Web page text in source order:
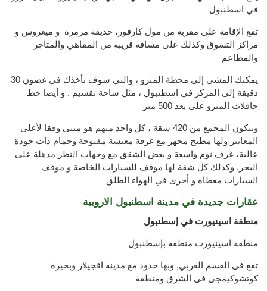
في اسطنبول
تقع الإقامة على مقربة من مول كارفور، حديقة مرمرة و ميغروس و
مراكز التسوق وكذلك على مسافة قريبة من المقاهي والمتاجر
والمطاعم
يمكنك المشي إلى محطة المترو ، والتي سوف تأخذك في غضون 30
دقيقة إلى المركز في اسطنبول ، مثل ساحة تقسيم . و أيضا خط
حافلات المترو على بعد 500 متر
ويتكون المجمع من 420 شقة ، كل واحد منهم هو مبني وفقا لأعلى
المعايير ولها مطبخ مجهز مع غرفة معيشة مفتوحة وحمام ذات جودة
عالية، غرف نوم واسعة و بعض الشقق مع وجهات النظر مذهلة على
البحر. وكذلك كل شقة لها موقف للسيارات الخاصة و موقف
السيارات مغطاة و أخرى في الهواء الطلق
عقارات جديدة في مدينة اسطنبول الاروبية
منطقة اسينيورت في إسطنبول
منطقة اسينيورت منطقة بإسطنبول
تقع فى القسم الغربي, وبها حدود مع مدينة افجيلار وبحيرة
كوتشوكيمجى فى الشرق ومنطقة